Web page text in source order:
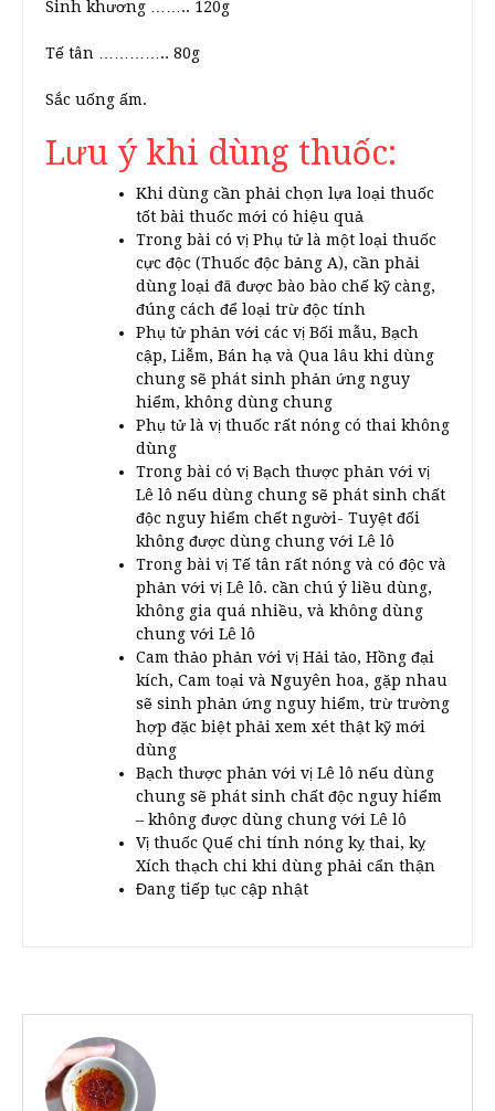
Sinh khương …….. 120g
Tế tân ………….. 80g
Sắc uống ấm.
Lưu ý khi dùng thuốc:
Khi dùng cần phải chọn lựa loại thuốc
tốt bài thuốc mới có hiệu quả
Trong bài có vị Phụ tử là một loại thuốc
cực độc (Thuốc độc bảng A), cần phải
dùng loại đã được bào bào chế kỹ càng,
đúng cách để loại trừ độc tính
Phụ tử phản với các vị Bối mẫu, Bạch
cập, Liễm, Bán hạ và Qua lâu khi dùng
chung sẽ phát sinh phản ứng nguy
hiểm, không dùng chung
Phụ tử là vị thuốc rất nóng có thai không
dùng
Trong bài có vị Bạch thược phản với vị
Lê lô nếu dùng chung sẽ phát sinh chất
độc nguy hiểm chết người- Tuyệt đối
không được dùng chung với Lê lô
Trong bài vị Tế tân rất nóng và có độc và
phản với vị Lê lô. cần chú ý liều dùng,
không gia quá nhiều, và không dùng
chung với Lê lô
Cam thảo phản với vị Hải tảo, Hồng đại
kích, Cam toại và Nguyên hoa, gặp nhau
sẽ sinh phản ứng nguy hiểm, trừ trường
hợp đặc biệt phải xem xét thật kỹ mới
dùng
Bạch thược phản với vị Lê lô nếu dùng
chung sẽ phát sinh chất độc nguy hiểm
– không được dùng chung với Lê lô
Vị thuốc Quế chi tính nóng kỵ thai, kỵ
Xích thạch chi khi dùng phải cẩn thận
Đang tiếp tục cập nhật